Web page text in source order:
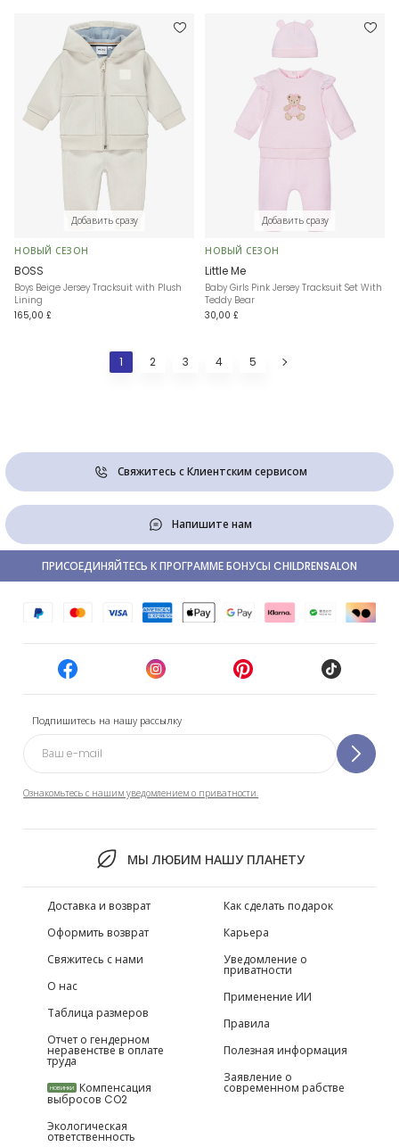
Добавить сразу
НОВЫЙ СЕЗОН
BOSS
Boys Beige Jersey Tracksuit with Plush
Lining
165,00 £
Добавить сразу
НОВЫЙ СЕЗОН
Little Me
Baby Girls Pink Jersey Tracksuit Set With
Teddy Bear
30,00 £
1 2 3 4 5
Свяжитесь с Клиентским сервисом
Напишите нам
Подпишитесь на нашу рассылку
Ознакомьтесь с нашим уведомлением о приватности.
МЫ ЛЮБИМ НАШУ ПЛАНЕТУ
ПРИСОЕДИНЯЙТЕСЬ К ПРОГРАММЕ БОНУСЫ CHILDRENSALON
Доставка и возврат
Оформить возврат
Свяжитесь с нами
О нас
Таблица размеров
Отчет о гендерном
неравенстве в оплате
труда
НОВИНКИ Компенсация
выбросов CO2
Экологическая
ответственность
Как сделать подарок
Карьера
Уведомление о
приватности
Применение ИИ
Правила
Полезная информация
Заявление о
современном рабстве